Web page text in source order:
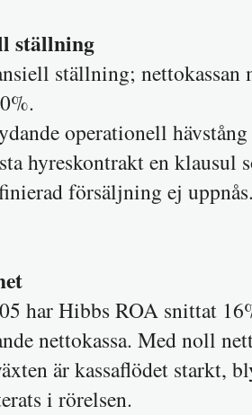
ställning
ställning;
operationell
hyreskontrakt en klausul
försäljning ej
har Hibbs ROA snittat
nettokassa. Med noll
är kassaflödet starkt,
i rörelsen.